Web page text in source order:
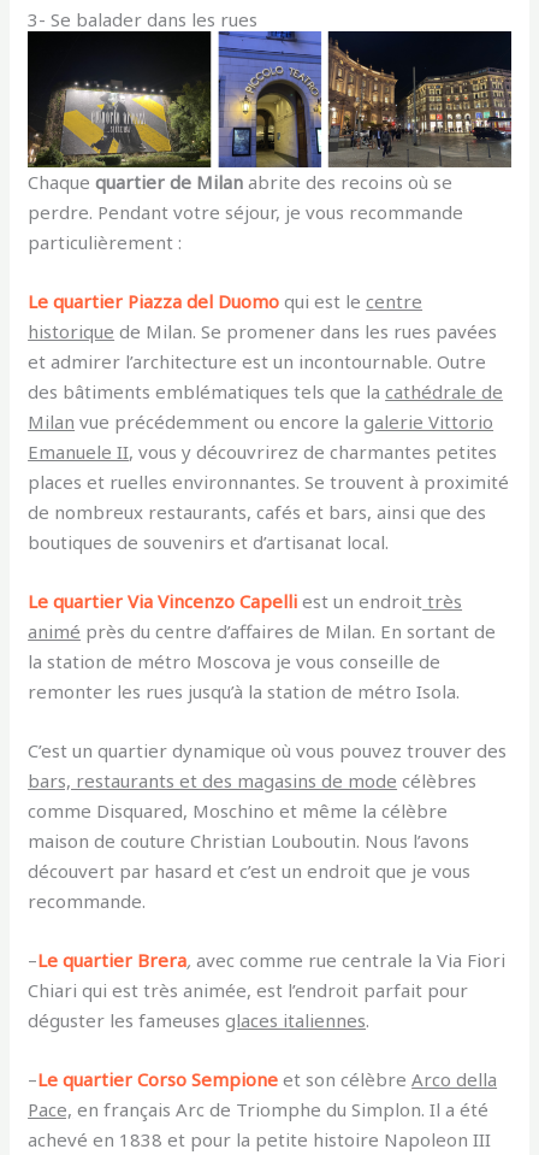
3- Se balader dans les rues
Chaquequartier de Milan abrite des recoins où se
perdre. Pendant votre séjour, je vous recommande
particulièrement :
Lequartier Piazza del Duomo qui est lecentre
historique de Milan.Se promener dans les rues pavées
et admirer l’architecture est un incontournable. Outre
des bâtiments emblématiques tels que lacathédrale de
Milan vue précédemment ou encore lagalerie Vittorio
Emanuele II, vous y découvrirez de charmantes petites
places et ruelles environnantes.Se trouvent à proximité
de nombreux restaurants, cafés et bars, ainsi que des
boutiques de souvenirs et d’artisanat local.
Le quartier Via Vincenzo Capelliest un endroit très
animé près du centre d’affaires de Milan. En sortant de
la station de métro Moscova je vous conseille de
remonter les rues jusqu’à la station de métro Isola.
C’est un quartier dynamique où vous pouvez trouver des
bars, restaurants et des magasins de mode célèbres
comme Disquared, Moschino et même la célèbre
maison de couture Christian Louboutin. Nous l’avons
découvert par hasard et c’est un endroit que je vous
recommande.
–Lequartier Brera, avec comme rue centrale la Via Fiori
Chiari qui est très animée, est l’endroit parfait pour
déguster les fameusesglaces italiennes.
–Lequartier Corso Sempioneet son célèbreArco della
Pace, en français Arc de Triomphe du Simplon. Il a été
achevé en 1838 et pour la petite histoire Napoleon III